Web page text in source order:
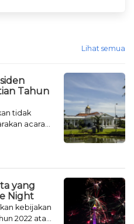
Lihat semua
Tahun
tidak
acara
yang
Night
kebijakan
2022 atau